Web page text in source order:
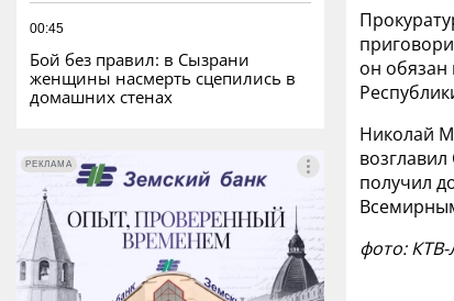
00:45
Бой без правил: в Сызрани
женщины насмерть сцепились в
домашних стенах
РЕКЛАМА
РЕКЛАМА
он обязан
Николай
получил
фото: